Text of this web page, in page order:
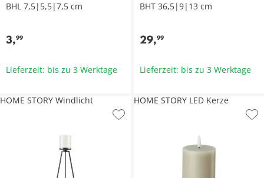
BHL 7,5|5,5|7,5 cm
3,99
Lieferzeit: bis zu 3 Werktage
BHT 36,5|9|13 cm
29,99
Lieferzeit: bis zu 3 Werktage
HOME STORY Windlicht HOME STORY LED Kerze